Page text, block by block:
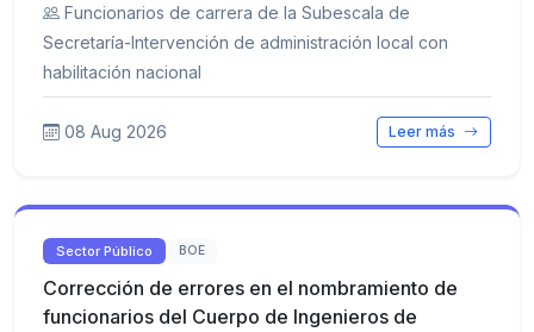
Funcionarios de carrera de la Subescala de
Secretaría-Intervención de administración local con
habilitación nacional
08 Aug 2026 Leer más
Sector Público BOE
Corrección de errores en el nombramiento de
funcionarios del Cuerpo de Ingenieros de